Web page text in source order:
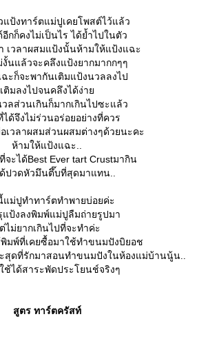
แป้งทาร์ตแม่ปูเคยโพสต์ไว้แล้ว
ก็คงไม่เป็นไร ได้ย้ำไปในตัว
เวลาผสมแป้งนั้นห้ามให้แป้งแฉะ
งั้นแล้วจะคลึงแป้งยากมากกๆๆ
ะก็จะพากันเติมแป้งนวลลงไป
เติมลงไปจนคลึงได้ง่า
ส่วนเกินก็มากเกินไปซะแล้ว
ด้จึงไม่ร่วนอร่อยอย่างที่ควร
เวลาผสมส่วนผสมต่างๆด้วยนะคะ
ห้ามให้แป้งแฉะ..
ะได้Best Ever tart Crustมากิน
ปวดหัวมึนตึ๊บที่สุดมาแทน..
แม่ปูทำทาร์ตทำพายบ่อยค่ะ
แป้งลงพิมพ์แม่ปูลืมถ่ายรูปมา
ม่ยากเกินไปที่จะทำค่ะ
มพ์ที่เคยซื้อมาใช้ทำขนมปังบิยอช
ดที่รักมาสอนทำขนมปังในห้องแม่บ้านนู้น..
ช้ได้สาระพัดประโยนช์จริงๆ
สูตร ทาร์ตครัสท์